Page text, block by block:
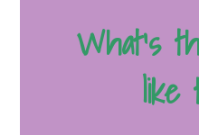
What’s
like